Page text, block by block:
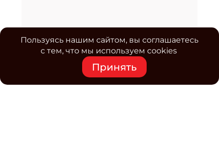
Пользуясь нашим сайтом, вы соглашаетесь
с тем, что мы используем cookies
Принять